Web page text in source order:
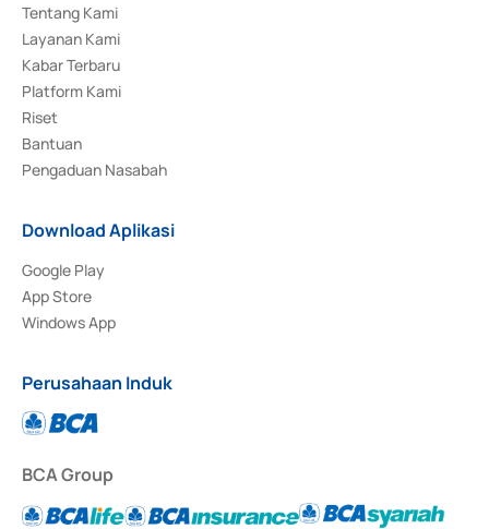
Tentang Kami
Layanan Kami
Kabar Terbaru
Platform Kami
Riset
Bantuan
Pengaduan Nasabah
Download Aplikasi
Google Play
App Store
Windows App
Perusahaan Induk
BCA Group